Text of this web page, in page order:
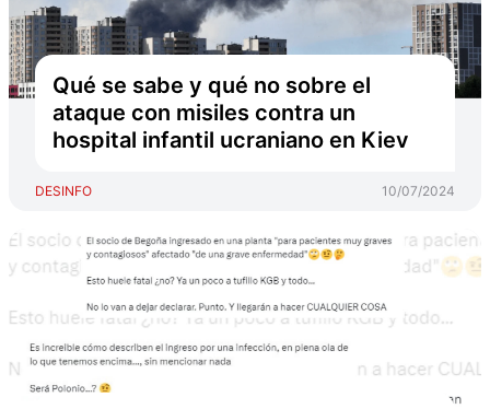
Qué se sabe y qué no sobre el
ataque con misiles contra un
hospital infantil ucraniano en Kiev
DESINFO 10/07/2024